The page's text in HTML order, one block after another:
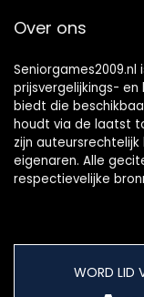
Over ons
prijsvergelijkings-
biedt die
houdt via de laatst
zijn
eigenaren. Alle
respectievelijke
WORD LID